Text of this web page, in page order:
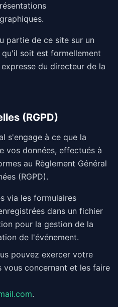
partie de ce site sur un
soit est formellement
du directeur de la
(RGPD)
s'engage à ce que la
vos données, effectués à
au Règlement Général
(RGPD).
via les formulaires
dans un fichier
pour la gestion de la
de l'événement.
pouvez exercer votre
concernant et les faire
.